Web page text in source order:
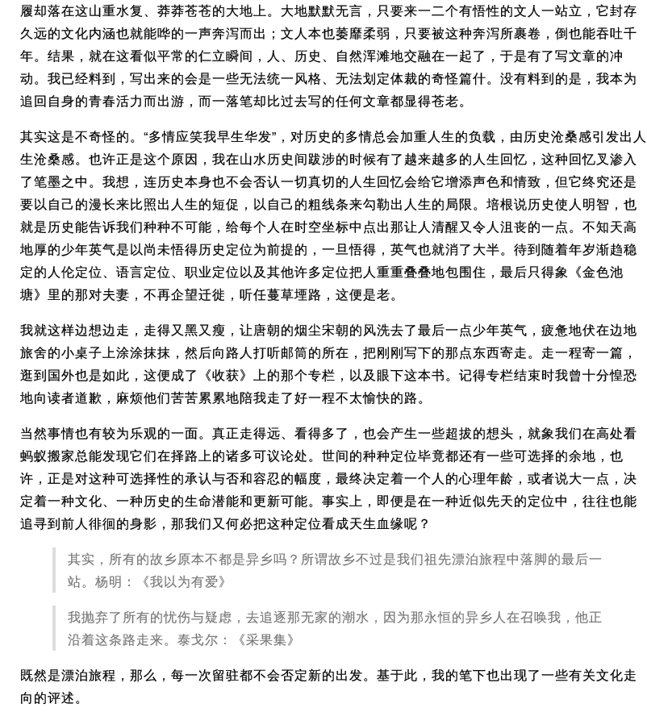
履却落在这山重水复、莽莽苍苍的大地上。大地默默无言，只要来一二个有悟性的文人一站立，它封存
久远的文化内涵也就能哗的一声奔泻而出；文人本也萎靡柔弱，只要被这种奔泻所裹卷，倒也能吞吐千
年。结果，就在这看似平常的仁立瞬间，人、历史、自然浑滩地交融在一起了，于是有了写文章的冲
动。我已经料到，写出来的会是一些无法统一风格、无法划定体裁的奇怪篇什。没有料到的是，我本为
追回自身的青春活力而出游，而一落笔却比过去写的任何文章都显得苍老。
其实这是不奇怪的。“多情应笑我早生华发”，对历史的多情总会加重人生的负载，由历史沧桑感引发出人
生沧桑感。也许正是这个原因，我在山水历史间跋涉的时候有了越来越多的人生回忆，这种回忆叉渗入
了笔墨之中。我想，连历史本身也不会否认一切真切的人生回忆会给它增添声色和情致，但它终究还是
要以自己的漫长来比照出人生的短促，以自己的粗线条来勾勒出人生的局限。培根说历史使人明智，也
就是历史能告诉我们种种不可能，给每个人在时空坐标中点出那让人清醒又令人沮丧的一点。不知天高
地厚的少年英气是以尚未悟得历史定位为前提的，一旦悟得，英气也就消了大半。待到随着年岁渐趋稳
定的人伦定位、语言定位、职业定位以及其他许多定位把人重重叠叠地包围住，最后只得象《金色池
塘》里的那对夫妻，不再企望迁徙，听任蔓草堙路，这便是老。
我就这样边想边走，走得又黑又瘦，让唐朝的烟尘宋朝的风洗去了最后一点少年英气，疲惫地伏在边地
旅舍的小桌子上涂涂抹抹，然后向路人打听邮筒的所在，把刚刚写下的那点东西寄走。走一程寄一篇，
逛到国外也是如此，这便成了《收获》上的那个专栏，以及眼下这本书。记得专栏结束时我曾十分惶恐
地向读者道歉，麻烦他们苦苦累累地陪我走了好一程不太愉快的路。
当然事情也有较为乐观的一面。真正走得远、看得多了，也会产生一些超拔的想头，就象我们在高处看
蚂蚁搬家总能发现它们在择路上的诸多可议论处。世间的种种定位毕竟都还有一些可选择的余地，也
许，正是对这种可选择性的承认与否和容忍的幅度，最终决定着一个人的心理年龄，或者说大一点，决
定着一种文化、一种历史的生命潜能和更新可能。事实上，即便是在一种近似先天的定位中，往往也能
追寻到前人徘徊的身影，那我们又何必把这种定位看成天生血缘呢？
其实，所有的故乡原本不都是异乡吗？所谓故乡不过是我们祖先漂泊旅程中落脚的最后一
站。杨明：《我以为有爱》
我抛弃了所有的忧伤与疑虑，去追逐那无家的潮水，因为那永恒的异乡人在召唤我，他正
沿着这条路走来。泰戈尔：《采果集》
既然是漂泊旅程，那么，每一次留驻都不会否定新的出发。基于此，我的笔下也出现了一些有关文化走
向的评述。